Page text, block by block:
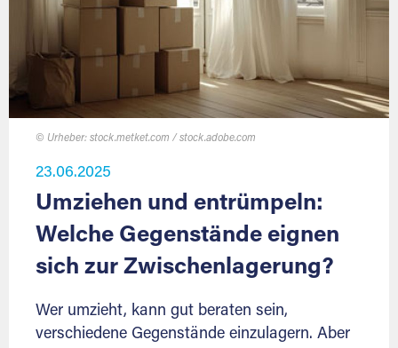
© Urheber: stock.metket.com / stock.adobe.com
23.06.2025
Umziehen und entrümpeln:
Welche Gegenstände eignen
sich zur Zwischenlagerung?
Wer umzieht, kann gut beraten sein,
verschiedene Gegenstände einzulagern. Aber